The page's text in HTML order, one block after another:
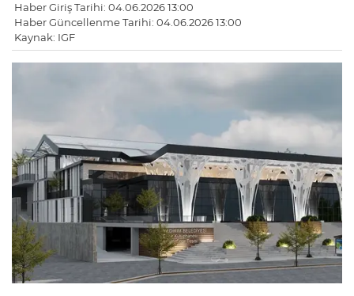
Haber Giriş Tarihi: 04.06.2026 13:00
Haber Güncellenme Tarihi: 04.06.2026 13:00
Kaynak: IGF